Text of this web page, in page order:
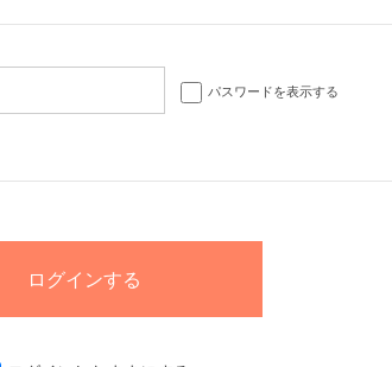
パスワードを表示する